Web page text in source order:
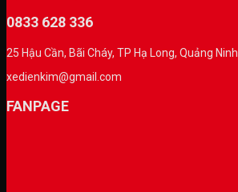
0833 628 336
25 Hậu Cần, Bãi Cháy, TP Hạ Long, Quảng Ninh
xedienkim@gmail.com
FANPAGE